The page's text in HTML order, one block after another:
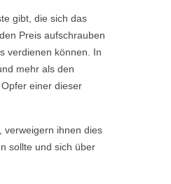
gibt, die sich das
Preis aufschrauben
verdienen können. In
mehr als den
einer dieser
verweigern ihnen dies
sollte und sich über